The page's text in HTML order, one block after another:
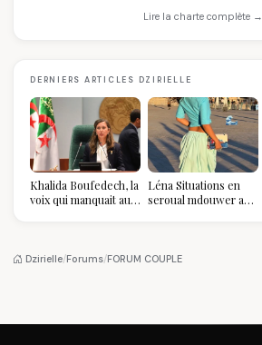
Lire la charte complète →
DERNIERS ARTICLES DZIRIELLE
Khalida Boufedech, la
voix qui manquait au
Léna Situations en
seroual mdouwer au
pièce mode de l'été
Dzirielle/Forums/FORUM COUPLE